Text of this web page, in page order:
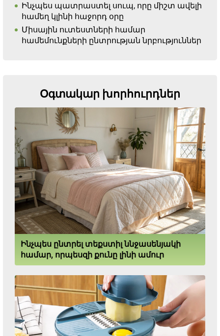
Ինչպես պատրաստել սուպ, որը միշտ ավելի
համեղ կլինի հաջորդ օրը
Միսային ուտեստների համար
համեմունքների ընտրության նրբություններ
Օգտակար խորհուրդներ
Ինչպես ընտրել տեքստիլ ննջասենյակի
համար, որպեսզի քունը լինի ամուր